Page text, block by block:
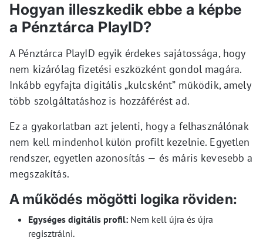
Hogyan illeszkedik ebbe a képbe
a Pénztárca PlayID?
A Pénztárca PlayID egyik érdekes sajátossága, hogy
nem kizárólag fizetési eszközként gondol magára.
Inkább egyfajta digitális „kulcsként” működik, amely
több szolgáltatáshoz is hozzáférést ad.
Ez a gyakorlatban azt jelenti, hogy a felhasználónak
nem kell mindenhol külön profilt kezelnie. Egyetlen
rendszer, egyetlen azonosítás — és máris kevesebb a
megszakítás.
A működés mögötti logika röviden:
Egységes digitális profil: Nem kell újra és újra
regisztrálni.